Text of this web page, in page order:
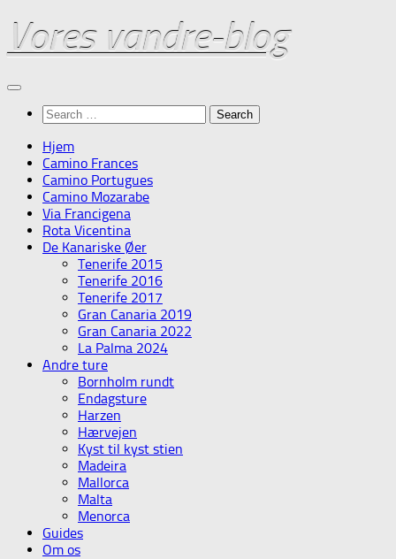
Skip
content
Vores vandre-blog
Search
for:
Hjem
Camino Frances
Camino Portugues
Camino Mozarabe
Via Francigena
Rota Vicentina
De Kanariske Øer
Tenerife 2015
Tenerife 2016
Tenerife 2017
Gran Canaria 2019
Gran Canaria 2022
La Palma 2024
Andre ture
Bornholm rundt
Endagsture
Harzen
Hærvejen
Kyst til kyst stien
Madeira
Mallorca
Malta
Menorca
Guides
Om os